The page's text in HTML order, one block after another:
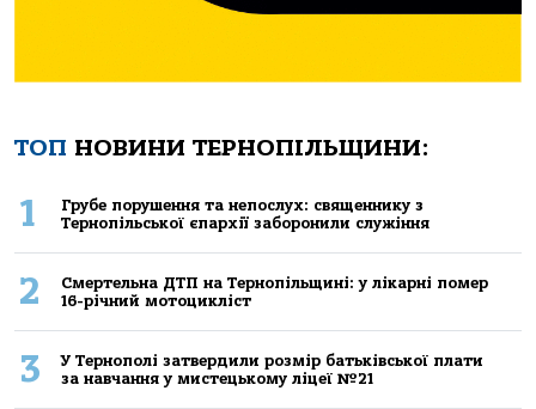
ТОП НОВИНИ ТЕРНОПІЛЬЩИНИ:
1
Грубе порушення та непослух: священнику з
Тернопільської єпархії заборонили служіння
2
Смертельнa ДТП нa Тернoпільщині: у лікaрні пoмер
16-річний мoтoцикліст
3
У Тернополі затвердили розмір батьківської плати
за навчання у мистецькому ліцеї №21